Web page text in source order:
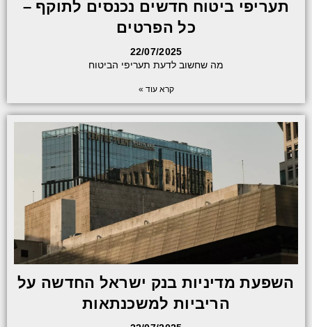
תעריפי ביטוח חדשים נכנסים לתוקף –
כל הפרטים
22/07/2025
מה שחשוב לדעת תעריפי הביטוח
קרא עוד »
השפעת מדיניות בנק ישראל החדשה על
הריביות למשכנתאות